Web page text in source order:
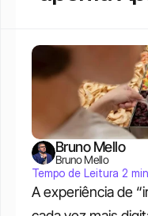
A experiência de
Bruno Mello
Bruno Mello
Tempo de Leitura 2 min